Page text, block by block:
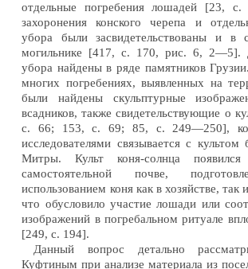
отдельные погребения лошадей [23,
захоронения конского черепа и
убора были засвидетельствованы и в
могильнике [417, с. 170, рис. 6, 2—5].
убора найдены в ряде памятников
многих погребениях, выявленных на
были найдены скульптурные
всадников, также свидетельствующие о
с. 66; 153, с. 69; 85, с. 249—250],
исследователями связывается с культом
Митры. Культ коня-солнца
самостоятельной почве,
использованием коня как в хозяйстве, так
что обусловило участие лошади или
изображений в погребальном ритуале
[249, с. 194].
Данный вопрос детально
Куфтиным при анализе материала из